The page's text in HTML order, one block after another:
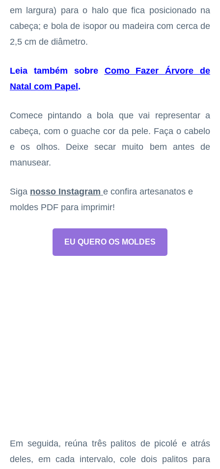
em largura) para o halo que fica posicionado na
cabeça; e bola de isopor ou madeira com cerca de
2,5 cm de diâmetro.
Leia também sobre Como Fazer Árvore de
Natal com Papel.
Comece pintando a bola que vai representar a
cabeça, com o guache cor da pele. Faça o cabelo
e os olhos. Deixe secar muito bem antes de
manusear.
Siga nosso Instagram e confira artesanatos e
moldes PDF para imprimir!
EU QUERO OS MOLDES
Em seguida, reúna três palitos de picolé e atrás
deles, em cada intervalo, cole dois palitos para